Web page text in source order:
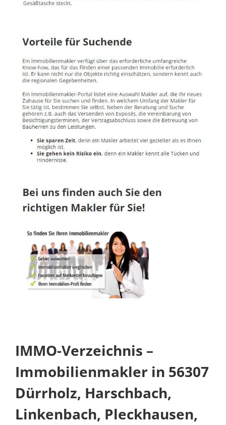
IMMO-Verzeichnis –
Immobilienmakler in 56307
Dürrholz, Harschbach,
Linkenbach, Pleckhausen,